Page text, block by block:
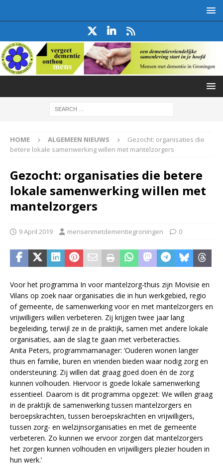
HOME ALGEMEEN NIEUWS
Gezocht: organisaties die
betere lokale samenwerking willen met mantelzorgers
Gezocht: organisaties die betere
lokale samenwerking willen met
mantelzorgers
9 April 2019 mensenmetdementiegroningen 0
Voor het programma In voor mantelzorg-thuis zijn Movisie en
Vilans op zoek naar organisaties die in hun werkgebied, regio
of gemeente, de samenwerking voor en met mantelzorgers en
vrijwilligers willen verbeteren. Zij krijgen twee jaar lang
begeleiding, terwijl ze in de praktijk, samen met andere lokale
organisaties, aan de slag te gaan met verbeteracties.
Anita Peters, programmamanager: ‘Ouderen wonen langer
thuis en familie, buren en vrienden bieden waar nodig zorg en
ondersteuning. Zij willen dat graag goed doen én de zorg
kunnen volhouden. Hiervoor is goede lokale samenwerking
essentieel. Daarom is dit programma opgezet: We willen graag
in de praktijk de samenwerking tussen mantelzorgers en
beroepskrachten, tussen beroepskrachten en vrijwilligers,
tussen zorg- en welzijnsorganisaties en met de gemeente
verbeteren. Zo kunnen we ervoor zorgen dat mantelzorgers
het zorgen kunnen volhouden en vrijwilligers plezier houden in
hun werk.’